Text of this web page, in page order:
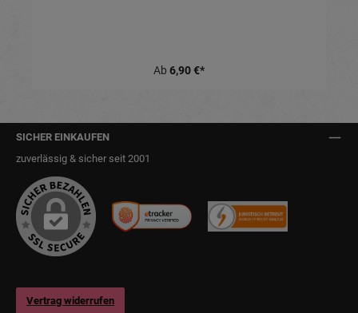
Ab 6,90 €*
SICHER EINKAUFEN
zuverlässig & sicher seit 2001
Vertrag widerrufen